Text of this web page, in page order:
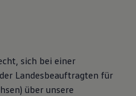
sich bei einer
Landesbeauftragten für
über unsere